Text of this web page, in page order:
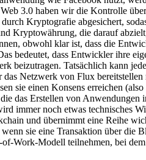
3.0 haben wir die Kontrolle
Kryptografie abgesichert,
Kryptowährung, die darauf
obwohl klar ist, dass die
bedeutet, dass Entwickler ihre
beizutragen. Tatsächlich kann
Netzwerk von Flux
sie einen Konsens erreichen
das Erstellen von
immer noch etwas technisches
und übernimmt eine Reihe
sie eine Transaktion über die
Work-Modell teilnehmen, bei